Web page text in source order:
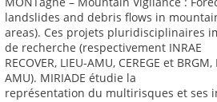
landslides and debris flows in
areas). Ces projets pluridisciplinaires
de recherche (respectivement INRAE
RECOVER, LIEU-AMU, CEREGE et BRGM,
AMU). MIRIADE étudie la
représentation du multirisques et ses